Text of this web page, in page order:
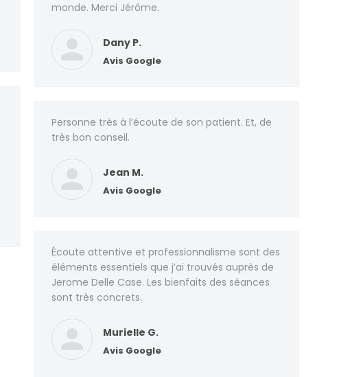
monde. Merci Jérôme.
Dany P.
Avis Google
Personne très à l’écoute de son patient. Et, de
très bon conseil.
Jean M.
Avis Google
Écoute attentive et professionnalisme sont des
éléments essentiels que j’ai trouvés auprès de
Jerome Delle Case. Les bienfaits des séances
sont très concrets.
Murielle G.
Avis Google